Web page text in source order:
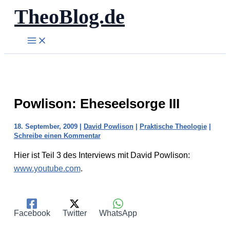
Zum
Inhalt
springen
TheoBlog.de
Powlison: Eheseelsorge III
18. September, 2009 | David Powlison| Praktische Theologie|
Schreibe einen Kommentar
Hier ist Teil 3 des Interviews mit David Powlison:
www.youtube.com.
Facebook Twitter WhatsApp